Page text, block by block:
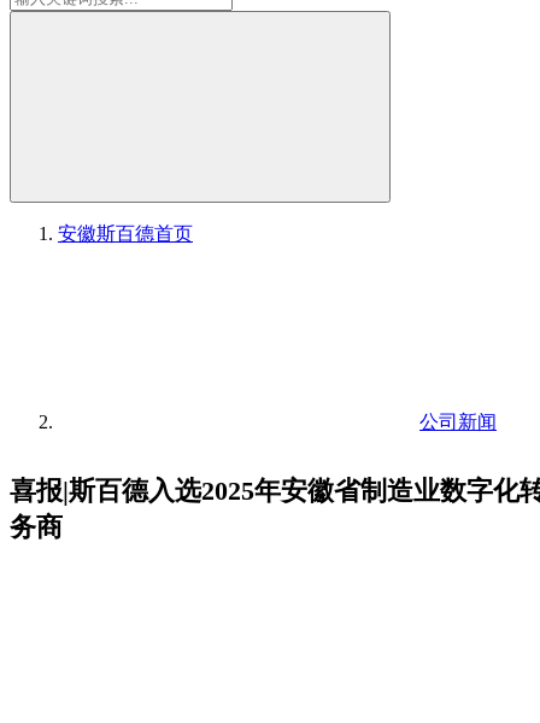
安徽斯百德首页
公司新闻
喜报|斯百德入选2025年安徽省制造业数字化
务商